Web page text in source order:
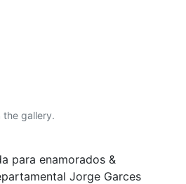
the gallery.
para enamorados &
Jorge Garces